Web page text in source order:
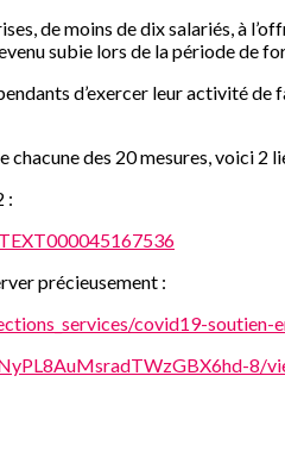
de moins de dix salariés, à
subie lors de la période de
d’exercer leur activité
des 20 mesures, voici 2
:
précieusement :
covid19-soutien-
8/